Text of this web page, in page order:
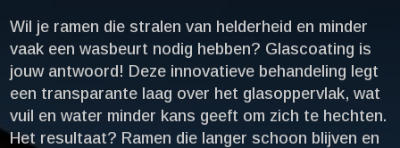
Wil je ramen die stralen van helderheid en minder
vaak een wasbeurt nodig hebben? Glascoating is
jouw antwoord! Deze innovatieve behandeling legt
een transparante laag over het glasoppervlak, wat
vuil en water minder kans geeft om zich te hechten.​
Het resultaat? Ramen die langer schoon blijven en